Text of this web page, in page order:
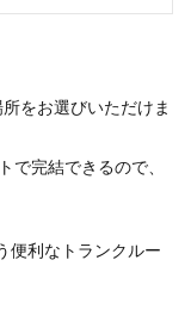
をお選びいただけま
で完結できるので、
便利なトランクルー